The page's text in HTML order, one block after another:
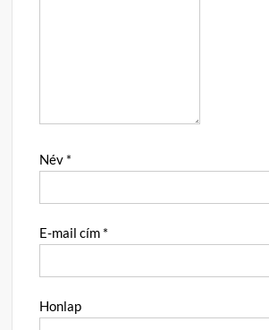
Név *
E-mail cím *
Honlap